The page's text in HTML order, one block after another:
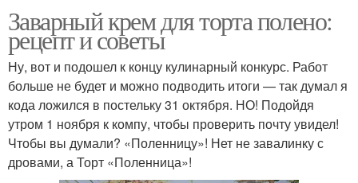
Заварный крем для торта полено:
рецепт и советы
Ну, вот и подошел к концу кулинарный конкурс. Работ
больше не будет и можно подводить итоги — так думал я
кода ложился в постельку 31 октября. НО! Подойдя
утром 1 ноября к компу, чтобы проверить почту увидел!
Чтобы вы думали? «Поленницу»! Нет не завалинку с
дровами, а Торт «Поленница»!